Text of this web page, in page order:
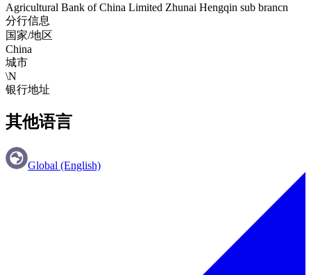
Agricultural Bank of China Limited Zhunai Hengqin sub brancn
分行信息
国家/地区
China
城市
\N
银行地址
其他语言
Global (English)